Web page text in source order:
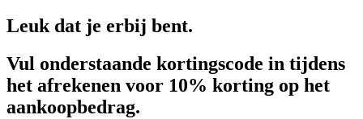
Leuk dat je erbij bent.
Vul onderstaande kortingscode in tijdens
het afrekenen voor 10% korting op het
aankoopbedrag.